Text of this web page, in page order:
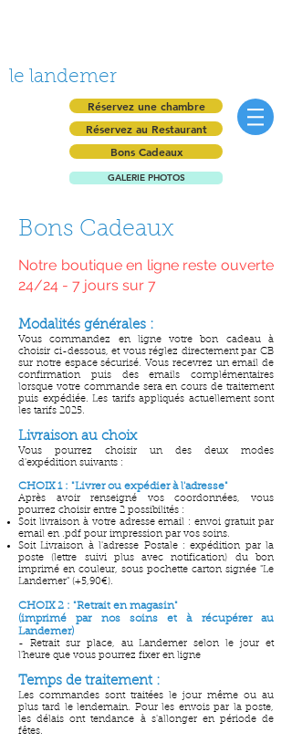
le landemer
Réservez une chambre
Réservez au Restaurant
Bons Cadeaux
GALERIE PHOTOS
Bons Cadeaux
Notre boutique en ligne reste ouverte
24/24 - 7 jours sur 7
Modalités générales :
Vous commandez en ligne votre bon cadeau à
choisir ci-dessous, et vous réglez directement par CB
sur notre espace sécurisé. Vous recevrez un email de
confirmation puis des emails complémentaires
lorsque votre commande sera en cours de traitement
puis expédiée. Les tarifs appliqués actuellement sont
les tarifs 2025.
Livraison au choix
Vous pourrez choisir un des deux modes
d'expédition suivants :
CHOIX 1 : "Livrer ou expédier à l'adresse"
Après avoir renseigné vos coordonnées, vous
pourrez choisir entre 2 possibilités :
Soit livraison à votre adresse email : envoi gratuit par
email en .pdf pour impression par vos soins.
Soit Livraison à l'adresse Postale :expédition par la
poste (lettre suivi plus avec notification) du bon
imprimé en couleur, sous pochette carton signée "Le
Landemer" (+5,90€).
CHOIX 2 : "Retrait en magasin"
(imprimé par nos soins et à récupérer au
Landemer)
- Retrait sur place, au Landemer selon le jour et
l'heure que vous pourrez fixer en ligne
Temps de traitement :
Les commandes sont traitées le jour même ou au
plus tard le lendemain. Pour les envois par la poste,
les délais ont tendance à s'allonger en période de
fêtes.